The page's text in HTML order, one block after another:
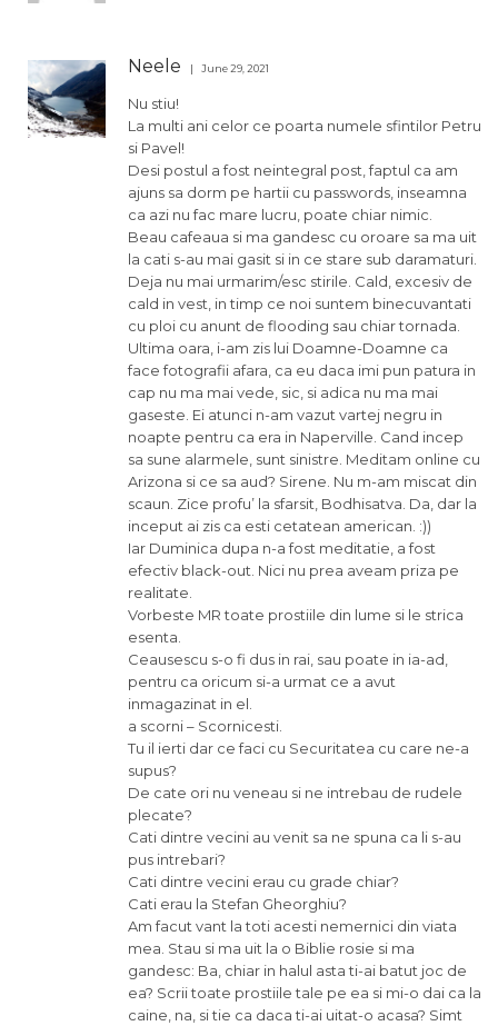
Neele June 29, 2021
Nu stiu!
La multi ani celor ce poarta numele sfintilor Petru
si Pavel!
Desi postul a fost neintegral post, faptul ca am
ajuns sa dorm pe hartii cu passwords, inseamna
ca azi nu fac mare lucru, poate chiar nimic.
Beau cafeaua si ma gandesc cu oroare sa ma uit
la cati s-au mai gasit si in ce stare sub daramaturi.
Deja nu mai urmarim/esc stirile. Cald, excesiv de
cald in vest, in timp ce noi suntem binecuvantati
cu ploi cu anunt de flooding sau chiar tornada.
Ultima oara, i-am zis lui Doamne-Doamne ca
face fotografii afara, ca eu daca imi pun patura in
cap nu ma mai vede, sic, si adica nu ma mai
gaseste. Ei atunci n-am vazut vartej negru in
noapte pentru ca era in Naperville. Cand incep
sa sune alarmele, sunt sinistre. Meditam online cu
Arizona si ce sa aud? Sirene. Nu m-am miscat din
scaun. Zice profu’ la sfarsit, Bodhisatva. Da, dar la
inceput ai zis ca esti cetatean american. :))
Iar Duminica dupa n-a fost meditatie, a fost
efectiv black-out. Nici nu prea aveam priza pe
realitate.
Vorbeste MR toate prostiile din lume si le strica
esenta.
Ceausescu s-o fi dus in rai, sau poate in ia-ad,
pentru ca oricum si-a urmat ce a avut
inmagazinat in el.
a scorni – Scornicesti.
Tu il ierti dar ce faci cu Securitatea cu care ne-a
supus?
De cate ori nu veneau si ne intrebau de rudele
plecate?
Cati dintre vecini au venit sa ne spuna ca li s-au
pus intrebari?
Cati dintre vecini erau cu grade chiar?
Cati erau la Stefan Gheorghiu?
Am facut vant la toti acesti nemernici din viata
mea. Stau si ma uit la o Biblie rosie si ma
gandesc: Ba, chiar in halul asta ti-ai batut joc de
ea? Scrii toate prostiile tale pe ea si mi-o dai ca la
caine, na, si tie ca daca ti-ai uitat-o acasa? Simt